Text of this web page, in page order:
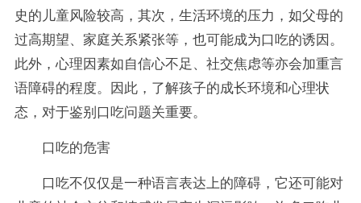
史的儿童风险较高，其次，生活环境的压力，如父母的
过高期望、家庭关系紧张等，也可能成为口吃的诱因。
此外，心理因素如自信心不足、社交焦虑等亦会加重言
语障碍的程度。因此，了解孩子的成长环境和心理状
态，对于鉴别口吃问题关重要。
口吃的危害
口吃不仅仅是一种语言表达上的障碍，它还可能对